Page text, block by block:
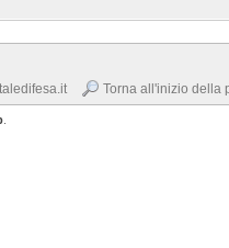
Torna all'inizio della